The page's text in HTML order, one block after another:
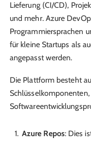
Lieferung (CI/CD),
und mehr. Azure
Programmiersprachen
für kleine Startups als
angepasst werden.
Die Plattform besteht
Schlüsselkomponenten,
Azure Repos: Dies